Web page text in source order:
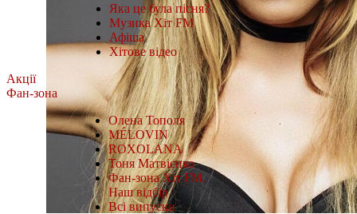
Яка це була пісня?
Музика Хіт FM
Афіша
Хітове відео
Акції
Фан-зона
Олена Тополя
MÉLOVIN
ROXOLANA
Тоня Матвієнко
Фан-зона Хіт FM.
Наш відбір
Всі випуски